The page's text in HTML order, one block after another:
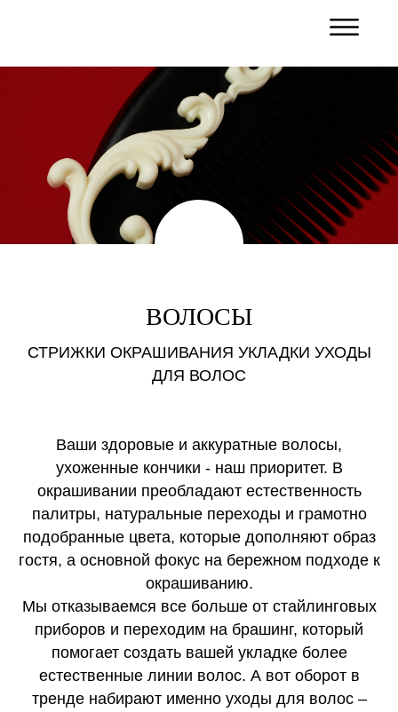
ВОЛОСЫ
СТРИЖКИ ОКРАШИВАНИЯ УКЛАДКИ УХОДЫ
ДЛЯ ВОЛОС
Ваши здоровые и аккуратные волосы,
ухоженные кончики - наш приоритет. В
окрашивании преобладают естественность
палитры, натуральные переходы и грамотно
подобранные цвета, которые дополняют образ
гостя, а основной фокус на бережном подходе к
окрашиванию.
Мы отказываемся все больше от стайлинговых
приборов и переходим на брашинг, который
помогает создать вашей укладке более
естественные линии волос. А вот оборот в
тренде набирают именно уходы для волос –